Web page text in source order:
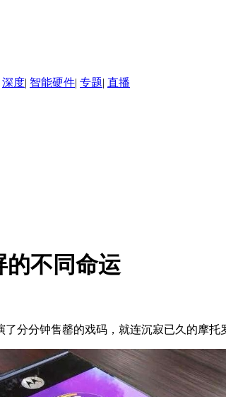
深度| 智能硬件| 专题| 直播
的不同命运
分分钟售罄的戏码，就连沉寂已久的摩托